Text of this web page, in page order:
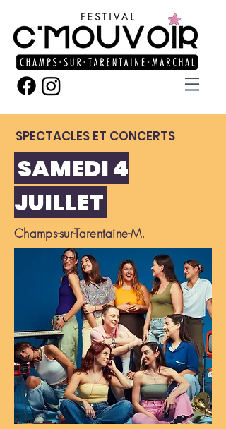
SPECTACLES ET CONCERTS
SAMEDI 4
JUILLET
Champs-sur-Tarentaine-M.